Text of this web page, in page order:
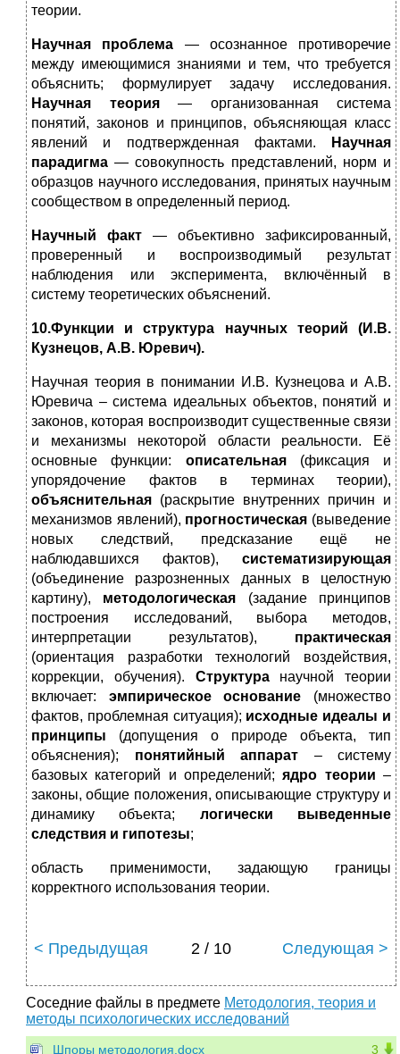
теории.
Научная проблема — осознанное противоречие
между имеющимися знаниями и тем, что требуется
объяснить; формулирует задачу исследования.
Научная теория— организованная система
понятий, законов и принципов, объясняющая класс
явлений и подтвержденная фактами.
Научная
парадигма — совокупность представлений, норм и
образцов научного исследования, принятых научным
сообществом в определенный период.
Научный факт — объективно зафиксированный,
проверенный и воспроизводимый результат
наблюдения или эксперимента, включённый в
систему теоретических объяснений.
10.Функции и структура научных теорий (И.В.
Кузнецов, А.В. Юревич).
Научная теория в понимании И.В. Кузнецова и А.В.
Юревича – система идеальных объектов, понятий и
законов, которая воспроизводит существенные связи
и механизмы некоторой области реальности. Её
основные функции: описательная(фиксация и
упорядочение фактов в терминах теории),
объяснительная (раскрытие внутренних причин и
механизмов явлений), прогностическая (выведение
новых следствий, предсказание ещё не
наблюдавшихся фактов), систематизирующая
(объединение разрозненных данных в целостную
картину), методологическая (задание принципов
построения исследований, выбора методов,
интерпретации результатов), практическая
(ориентация разработки технологий воздействия,
коррекции, обучения). Структуранаучной теории
включает: эмпирическое основание (множество
фактов, проблемная ситуация); исходные идеалы и
принципы (допущения о природе объекта, тип
объяснения); понятийный аппарат – систему
базовых категорий и определений;ядро теории –
законы, общие положения, описывающие структуру и
динамику объекта; логически выведенные
следствия и гипотезы;
область применимости, задающую границы
корректного использования теории.
< Предыдущая 2 / 10 Следующая >
Соседние файлы в предмете Методология, теория и
методы психологических исследований
3
Шпоры методология.docx